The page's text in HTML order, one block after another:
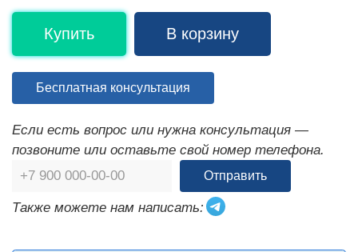
Купить В корзину
Бесплатная консультация
Если есть вопрос или нужна консультация —
позвоните или оставьте свой номер телефона.
Отправить
Также можете нам написать: